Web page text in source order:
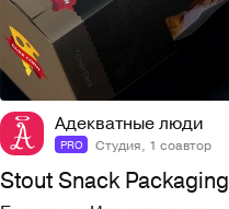
Адекватные люди
PRO Студия, 1 соавтор
Stout Snack Packaging